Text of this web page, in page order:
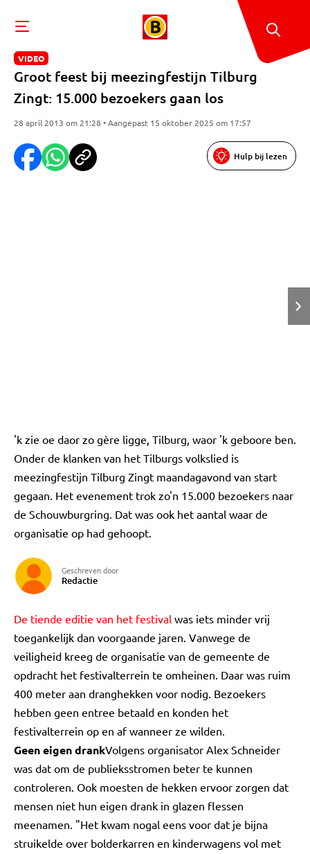
VIDEO
Groot feest bij meezingfestijn Tilburg
Zingt: 15.000 bezoekers gaan los
28 april 2013 om 21:28 • Aangepast 15 oktober 2025 om 17:57
Hulp bij lezen
'k zie oe daor zo gère ligge, Tilburg, waor 'k geboore ben.
Onder de klanken van het Tilburgs volkslied is
meezingfestijn Tilburg Zingt maandagavond van start
gegaan. Het evenement trok zo'n 15.000 bezoekers naar
de Schouwburgring. Dat was ook het aantal waar de
organisatie op had gehoopt.
Geschreven door
Redactie
De tiende editie van het festival was iets minder vrij
toegankelijk dan voorgaande jaren. Vanwege de
veiligheid kreeg de organisatie van de gemeente de
opdracht het festivalterrein te omheinen. Daar was ruim
400 meter aan dranghekken voor nodig. Bezoekers
hebben geen entree betaald en konden het
festivalterrein op en af wanneer ze wilden.
Geen eigen drankVolgens organisator Alex Schneider
was dat om de publieksstromen beter te kunnen
controleren. Ook moesten de hekken ervoor zorgen dat
mensen niet hun eigen drank in glazen flessen
meenamen. "Het kwam nogal eens voor dat je bijna
struikelde over bolderkarren en kinderwagens vol met